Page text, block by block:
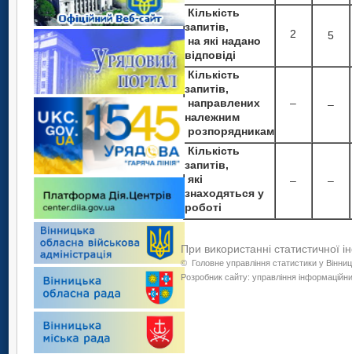
Кількість
запитів,
на які надано
відповіді
2 5
Кількість
запитів,
направлених
належним
розпорядникам
– –
Кількість
запитів,
які
знаходяться у
роботі
– –
При використанні статистичної
© Головне управління статистики у
Розробник сайту: управління